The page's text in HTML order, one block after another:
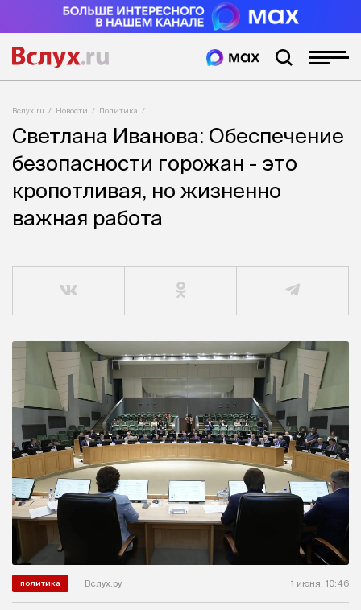
Вслух.ru Новости Политика
Светлана Иванова: Обеспечение
безопасности горожан - это
кропотливая, но жизненно
важная работа
политика Вслух.ру 1 июня, 10:46